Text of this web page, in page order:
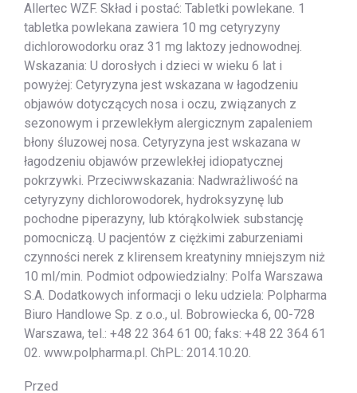
Allertec WZF. Skład i postać: Tabletki powlekane. 1
tabletka powlekana zawiera 10 mg cetyryzyny
dichlorowodorku oraz 31 mg laktozy jednowodnej.
Wskazania: U dorosłych i dzieci w wieku 6 lat i
powyżej: Cetyryzyna jest wskazana w łagodzeniu
objawów dotyczących nosa i oczu, związanych z
sezonowym i przewlekłym alergicznym zapaleniem
błony śluzowej nosa. Cetyryzyna jest wskazana w
łagodzeniu objawów przewlekłej idiopatycznej
pokrzywki. Przeciwwskazania: Nadwrażliwość na
cetyryzyny dichlorowodorek, hydroksyzynę lub
pochodne piperazyny, lub którąkolwiek substancję
pomocniczą. U pacjentów z ciężkimi zaburzeniami
czynności nerek z klirensem kreatyniny mniejszym niż
10 ml/min. Podmiot odpowiedzialny: Polfa Warszawa
S.A. Dodatkowych informacji o leku udziela: Polpharma
Biuro Handlowe Sp. z o.o., ul. Bobrowiecka 6, 00-728
Warszawa, tel.: +48 22 364 61 00; faks: +48 22 364 61
02. www.polpharma.pl. ChPL: 2014.10.20.
Przed